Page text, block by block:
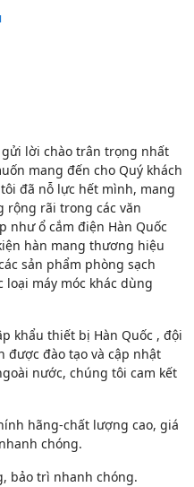
lời chào trân trọng nhất
mang đến cho Quý khách
đã nỗ lực hết mình, mang
rộng rãi trong các văn
như ổ cắm điện Hàn Quốc
hàn mang thương hiệu
sản phẩm phòng sạch
loại máy móc khác dùng
khẩu thiết bị Hàn Quốc , đội
được đào tạo và cập nhật
nước, chúng tôi cam kết
hãng-chất lượng cao, giá
chóng.
bảo trì nhanh chóng.